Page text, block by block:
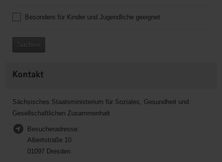
Besonders für Kinder und Jugendliche geeignet
Suchen
Kontakt
Sächsisches Staatsministerium für Soziales, Gesundheit und
Gesellschaftlichen Zusammenhalt
Besucheradresse:
Albertstraße 10
01097 Dresden